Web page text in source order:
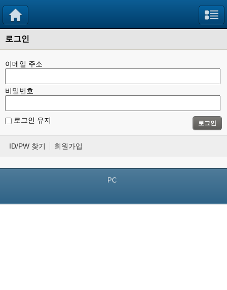
로그인
이메일 주소
비밀번호
로그인 유지 로그인
ID/PW 찾기 회원가입
PC